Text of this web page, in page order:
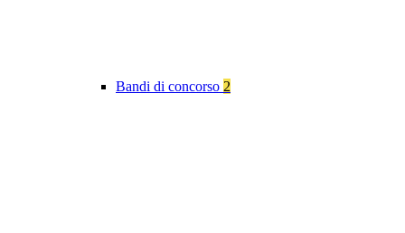
Bandi di concorso 2